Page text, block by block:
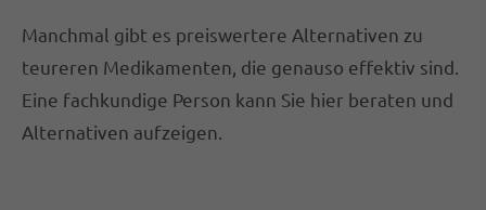
Manchmal gibt es preiswertere Alternativen zu
teureren Medikamenten, die genauso effektiv sind.
Eine fachkundige Person kann Sie hier beraten und
Alternativen aufzeigen.